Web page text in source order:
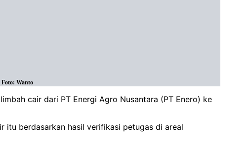
Wanto
cair dari PT Energi Agro Nusantara (PT Enero) ke
itu berdasarkan hasil verifikasi petugas di areal